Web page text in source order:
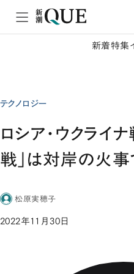
新着特集
テクノロジー
ロシア・ウクライ
戦」は対岸の火事
松原実穂子
2022年11月30日